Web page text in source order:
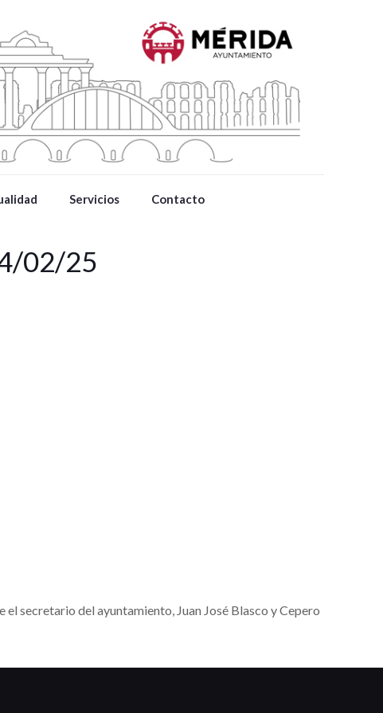
Servicios Contacto
02/25
secretario del ayuntamiento, Juan José Blasco y Cepero